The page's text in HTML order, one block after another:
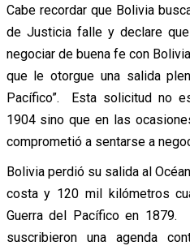
Cabe recordar que Bolivia
de Justicia falle y declare
negociar de buena fe con
que le otorgue una salida
Pacífico”. Esta solicitud no
1904 sino que en las
comprometió a sentarse a
Bolivia perdió su salida al
costa y 120 mil kilómetros
Guerra del Pacífico en 1879.
suscribieron una agenda